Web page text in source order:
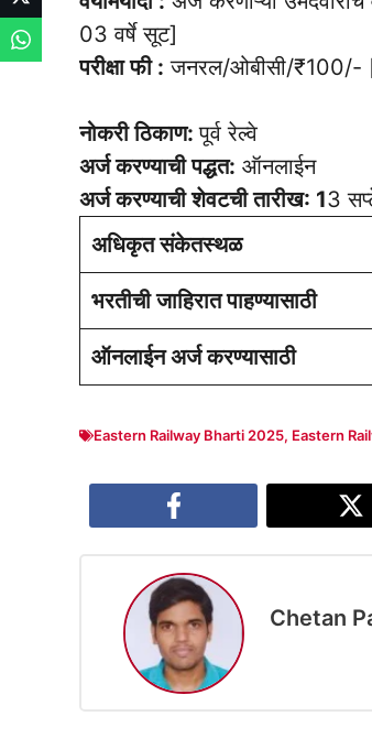
03 वर्षे सूट]
परीक्षा फी : जनरल/ओबीसी/₹100/-
नोकरी ठिकाण:पूर्व रेल्वे
अर्ज करण्याची पद्धत: ऑनलाईन
अर्ज करण्याची शेवटची तारीख: 13
अधिकृत संकेतस्थळ
भरतीची जाहिरात पाहण्यासाठी
ऑनलाईन अर्ज करण्यासाठी
Eastern Railway Bharti 2025, Eastern
Chetan